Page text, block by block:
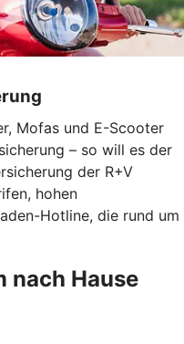
Mofas und E-Scooter
– so will es der
der R+V
hohen
Hotline, die rund um
nach Hause